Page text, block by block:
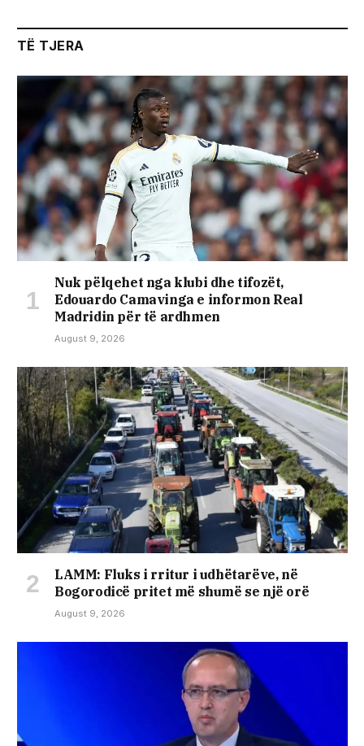
TË TJERA
Nuk pëlqehet nga klubi dhe tifozët,
Edouardo Camavinga e informon Real
Madridin për të ardhmen
August 9, 2026
LAMM: Fluks i rritur i udhëtarëve, në
Bogorodicë pritet më shumë se një orë
August 9, 2026